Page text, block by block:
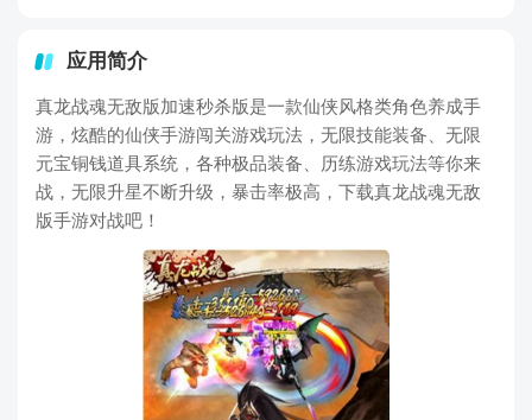
应用简介
真龙战魂无敌版加速秒杀版是一款仙侠风格类角色养成手
游，炫酷的仙侠手游闯关游戏玩法，无限技能装备、无限
元宝铜钱道具系统，各种极品装备、历练游戏玩法等你来
战，无限升星不断升级，暴击率极高，下载真龙战魂无敌
版手游对战吧！